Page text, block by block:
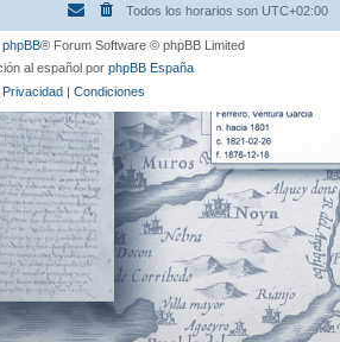
Todos los horarios son UTC+02:00
phpBB® Forum Software © phpBB Limited
al español por phpBB España
Privacidad | Condiciones